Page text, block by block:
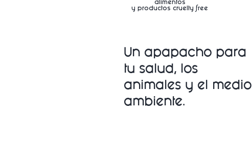
alimentos
y productos cruelty free
Un apapacho para
tu salud, los
animales y el medio
ambiente.